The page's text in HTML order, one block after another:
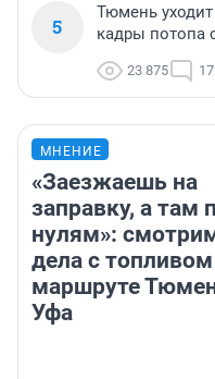
5
Тюмень
кадры потопа
23 875
МНЕНИЕ
«Заезжаешь на
заправку, а там
нулям»:
дела с
маршруте
Уфа